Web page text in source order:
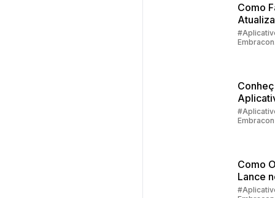
Como
Embracon
Como
Embracon
Como
Lance
do